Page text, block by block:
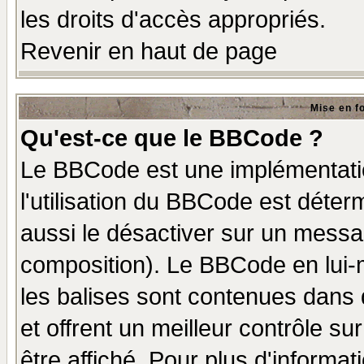
les droits d'accès appropriés.
Revenir en haut de page
Mise en
Qu'est-ce que le BBCode ?
Le BBCode est une
l'utilisation du BBCode est
aussi le désactiver sur un
composition). Le BBCode en
les balises sont contenues
et offrent un meilleur contrôle